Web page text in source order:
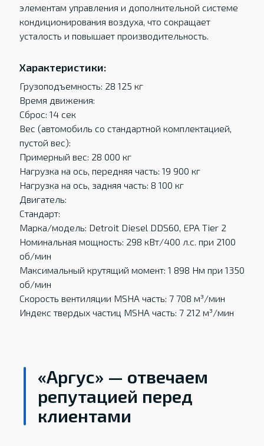
элементам управления и дополнительной системе
кондиционирования воздуха, что сокращает
усталость и повышает производительность.
Характеристики:
Грузоподъемность: 28 125 кг
Время движения:
Сброс: 14 сек
Вес (автомобиль со стандартной комплектацией,
пустой вес):
Примерный вес: 28 000 кг
Нагрузка на ось, передняя часть: 19 900 кг
Нагрузка на ось, задняя часть: 8 100 кг
Двигатель:
Стандарт:
Марка/модель: Detroit Diesel DDS60, EPA Tier 2
Номинальная мощность: 298 кВт/400 л.с. при 2100
об/мин
Максимальный крутящий момент: 1 898 Нм при 1350
об/мин
Скорость вентиляции MSHA часть: 7 708 м³/мин
Индекс твердых частиц MSHA часть: 7 212 м³/мин
«Аргус» — отвечаем
репутацией перед
клиентами